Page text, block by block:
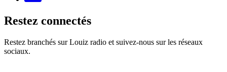
Restez connectés
Restez branchés sur Louiz radio et suivez-nous sur les réseaux
sociaux.